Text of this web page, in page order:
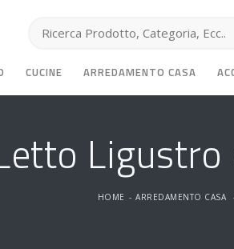
CUCINE ARREDAMENTO CASA
Ligustro
HOME - ARREDAMENTO CASA